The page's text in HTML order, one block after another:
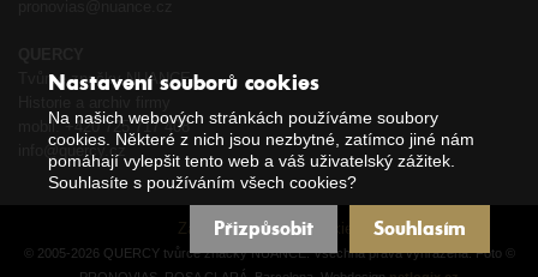
Tvůrce značky NUANCE
mobil:+420 725 717 408
info@quercy.cz
Nastavení souborů cookies
Na našich webových stránkách používáme soubory
cookies. Některé z nich jsou nezbytné, zatímco jiné nám
pomáhají vylepšit tento web a váš uživatelský zážitek.
Souhlasíte s používáním všech cookies?
Souhlasím
Přizpůsobit
Zásady používání cookies
© 2005-2026 QUERCY tvůrce značky NUANCE. Všechna práva vyhrazena. Foto ©